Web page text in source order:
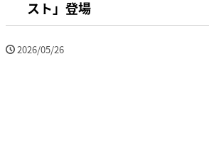
スト」登場
2026/05/26